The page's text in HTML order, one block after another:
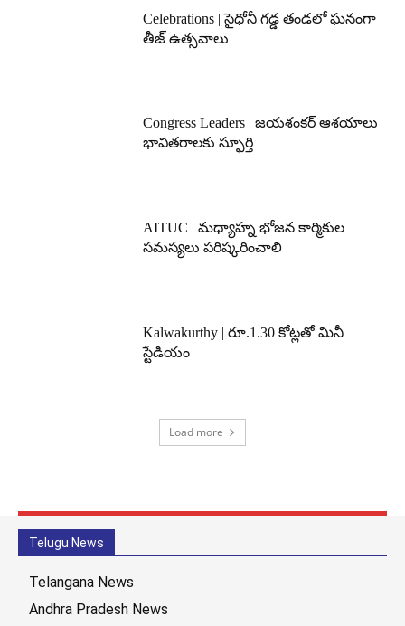
Celebrations | సైధోనీ గడ్డ తండలో ఘనంగా
తీజ్ ఉత్సవాలు
Congress Leaders | జయశంకర్ ఆశయాలు
భావితరాలకు స్ఫూర్తి
AITUC | మధ్యాహ్న భోజన కార్మికుల
సమస్యలు పరిష్కరించాలి
Kalwakurthy | రూ.1.30 కోట్లతో మినీ
స్టేడియం
Load more
Telugu News
Telangana News
Andhra Pradesh News